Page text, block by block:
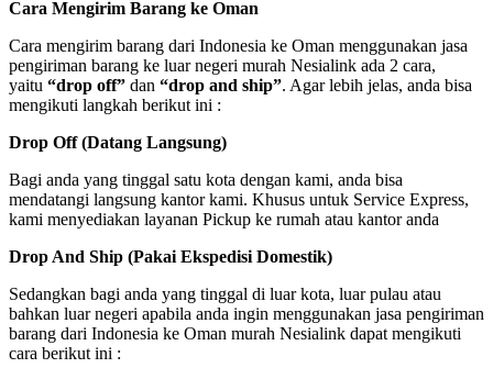
Cara Mengirim Barang ke Oman
Cara mengirim barang dari Indonesia ke Oman menggunakan jasa
pengiriman barang ke luar negeri murah Nesialink ada 2 cara,
yaitu “drop off” dan “drop and ship”. Agar lebih jelas, anda bisa
mengikuti langkah berikut ini :
Drop Off (Datang Langsung)
Bagi anda yang tinggal satu kota dengan kami, anda bisa
mendatangi langsung kantor kami. Khusus untuk Service Express,
kami menyediakan layanan Pickup ke rumah atau kantor anda
Drop And Ship (Pakai Ekspedisi Domestik)
Sedangkan bagi anda yang tinggal di luar kota, luar pulau atau
bahkan luar negeri apabila anda ingin menggunakan jasa pengiriman
barang dari Indonesia ke Oman murah Nesialink dapat mengikuti
cara berikut ini :